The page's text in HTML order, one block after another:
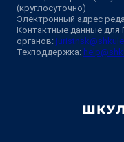
(круглосуточно)
Электронный адрес
Контактные данные для
органов:
Техподдержка: